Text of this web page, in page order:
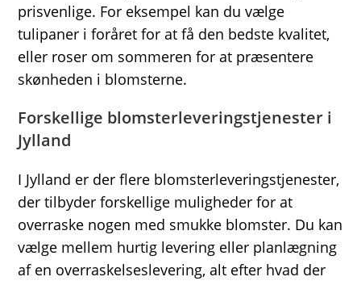
prisvenlige. For eksempel kan du vælge
tulipaner i foråret for at få den bedste kvalitet,
eller roser om sommeren for at præsentere
skønheden i blomsterne.
Forskellige blomsterleveringstjenester i
Jylland
I Jylland er der flere blomsterleveringstjenester,
der tilbyder forskellige muligheder for at
overraske nogen med smukke blomster. Du kan
vælge mellem hurtig levering eller planlægning
af en overraskelseslevering, alt efter hvad der